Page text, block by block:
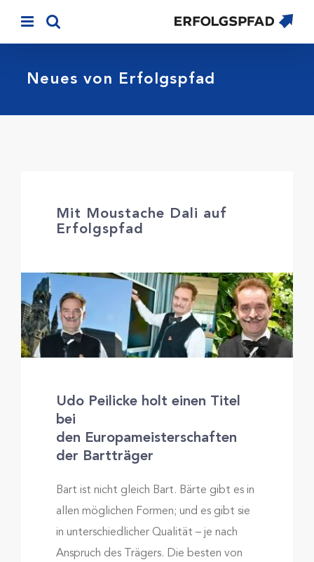
Neues von Erfolgspfad
Mit Moustache Dali auf
Erfolgspfad
Udo Peilicke holt einen Titel
bei
den Europameisterschaften
der Bartträger
Bart ist nicht gleich Bart. Bärte gibt es in
allen möglichen Formen; und es gibt sie
in unterschiedlicher Qualität – je nach
Anspruch des Trägers. Die besten von